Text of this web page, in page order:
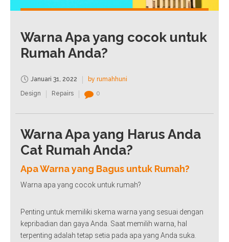
Warna Apa yang cocok untuk
Rumah Anda?
Januari 31, 2022
by rumahhuni
Design
Repairs 0
Warna Apa yang Harus Anda
Cat Rumah Anda?
Apa Warna yang Bagus untuk Rumah?
Warna apa yang cocok untuk rumah?
Penting untuk memiliki skema warna yang sesuai dengan
kepribadian dan gaya Anda. Saat memilih warna, hal
terpenting adalah tetap setia pada apa yang Anda suka.